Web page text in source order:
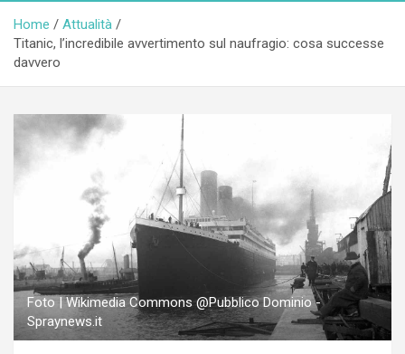
Home
Attualità
Titanic, l’incredibile avvertimento sul naufragio: cosa successe
davvero
Foto | Wikimedia Commons @Pubblico Dominio -
Spraynews.it